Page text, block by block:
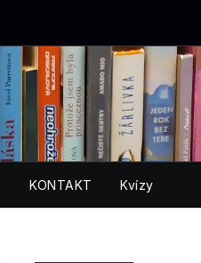
KONTAKT Kvízy